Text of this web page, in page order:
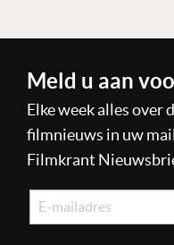
Meld u aan
Elke week alles over
filmnieuws in uw
Filmkrant